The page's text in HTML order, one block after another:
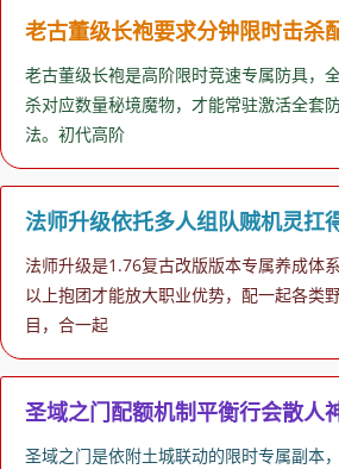
老古董级长袍要求分钟限时击杀
老古董级长袍是高阶限时竞速专属防具，
杀对应数量秘境魔物，才能常驻激活全套
法。初代高阶
法师升级依托多人组队贼机灵扛
法师升级是1.76复古改版版本专属养成体
以上抱团才能放大职业优势，配一起各类
目，合一起
圣域之门配额机制平衡行会散人
圣域之门是依附土城联动的限时专属副本